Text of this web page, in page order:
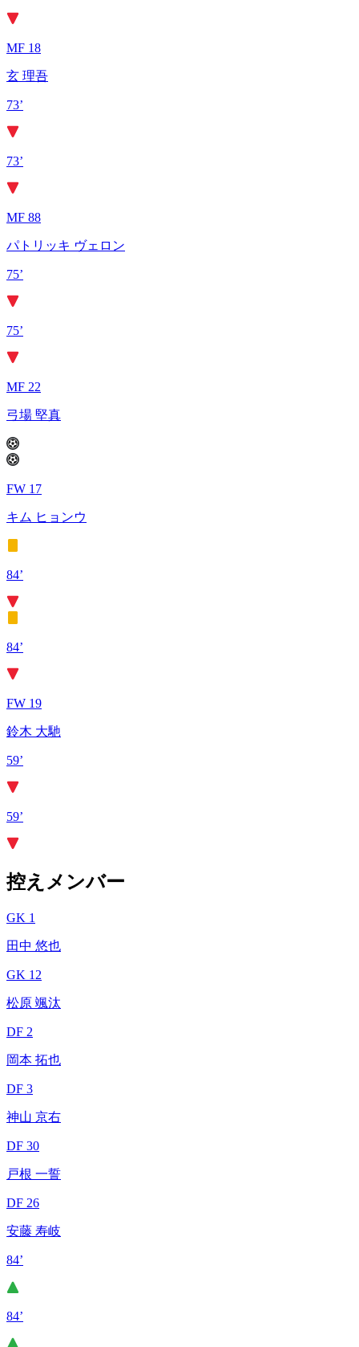
MF 18
玄 理吾
73’
73’
MF 88
パトリッキ ヴェロン
75’
75’
MF 22
弓場 堅真
FW 17
キム ヒョンウ
84’
84’
FW 19
鈴木 大馳
59’
59’
控えメンバー
GK 1
田中 悠也
GK 12
松原 颯汰
DF 2
岡本 拓也
DF 3
神山 京右
DF 30
戸根 一誓
DF 26
安藤 寿岐
84’
84’